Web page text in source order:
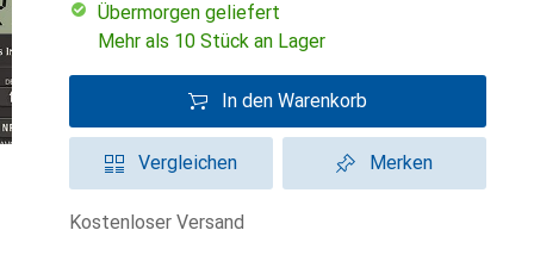
übermorgen geliefert
Mehr als 10 Stück an Lager
In den Warenkorb
Vergleichen Merken
kostenloser Versand